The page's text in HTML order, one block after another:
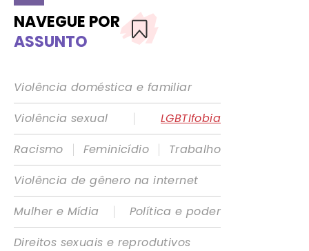
NAVEGUE POR
ASSUNTO
Violência doméstica e familiar
Violência sexual
|
LGBTIfobia
Racismo
| Feminicídio |
Trabalho
Violência de gênero na internet
Mulher e Mídia
|
Política e poder
Direitos sexuais e reprodutivos